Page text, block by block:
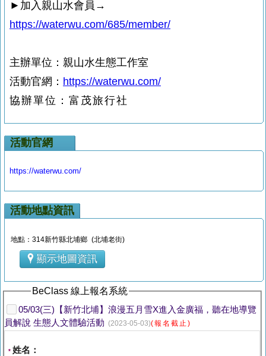
► 加入親山水會員→
https://waterwu.com/685/member/
主辦單位：親山水生態工作室
活動官網 ： https://waterwu.com/
協辦單位：富茂旅行社
活動官網
https://waterwu.com/
活動地點資訊
地點：314新竹縣北埔鄉 (北埔老街)
顯示地圖資訊
BeClass 線上報名系統
05/03(三)【新竹北埔】浪漫五月雪X進入金廣福，聽在地導覽
員解說 生態人文體驗活動 (2023-05-03)(報名截止)
* 姓名：